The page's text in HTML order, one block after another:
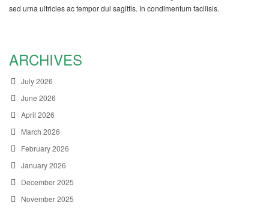
sed urna ultricies ac tempor dui sagittis. In condimentum facilisis.
ARCHIVES
July 2026
June 2026
April 2026
March 2026
February 2026
January 2026
December 2025
November 2025